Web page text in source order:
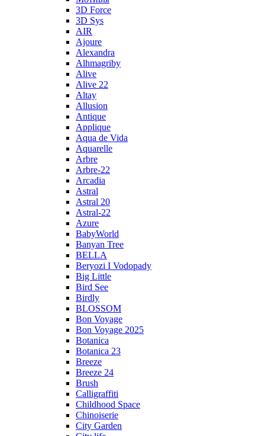
3D Force
3D Sys
AIR
Ajoure
Alexandra
Alhmagriby
Alive
Alive 22
Altay
Allusion
Antique
Applique
Aqua de Vida
Aquarelle
Arbre
Arbre-22
Arcadia
Astral
Astral 20
Astral-22
Azure
BabyWorld
Banyan Tree
BELLA
Beryozi I Vodopady
Big Little
Bird See
Birdly
BLOSSOM
Bon Voyage
Bon Voyage 2025
Botanica
Botanica 23
Breeze
Breeze 24
Brush
Calligraffiti
Childhood Space
Chinoiserie
City Garden